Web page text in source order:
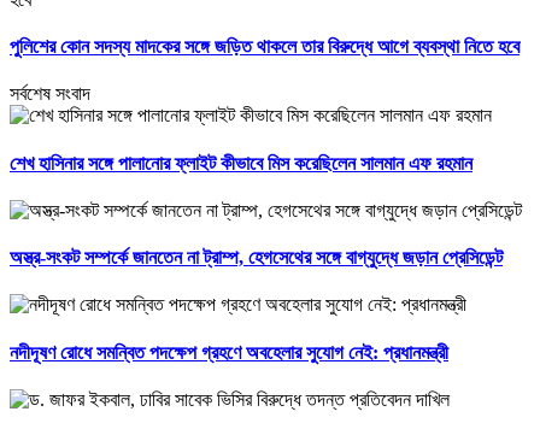
পুলিশের কোন সদস্য মাদকের সঙ্গে জড়িত থাকলে তার বিরুদ্ধে আগে ব্যবস্থা নিতে হবে
সর্বশেষ সংবাদ
শেখ হাসিনার সঙ্গে পালানোর ফ্লাইট কীভাবে মিস করেছিলেন সালমান এফ রহমান
অস্ত্র-সংকট সম্পর্কে জানতেন না ট্রাম্প, হেগসেথের সঙ্গে বাগ্‌যুদ্ধে জড়ান প্রেসিডেন্ট
নদীদূষণ রোধে সমন্বিত পদক্ষেপ গ্রহণে অবহেলার সুযোগ নেই: প্রধানমন্ত্রী